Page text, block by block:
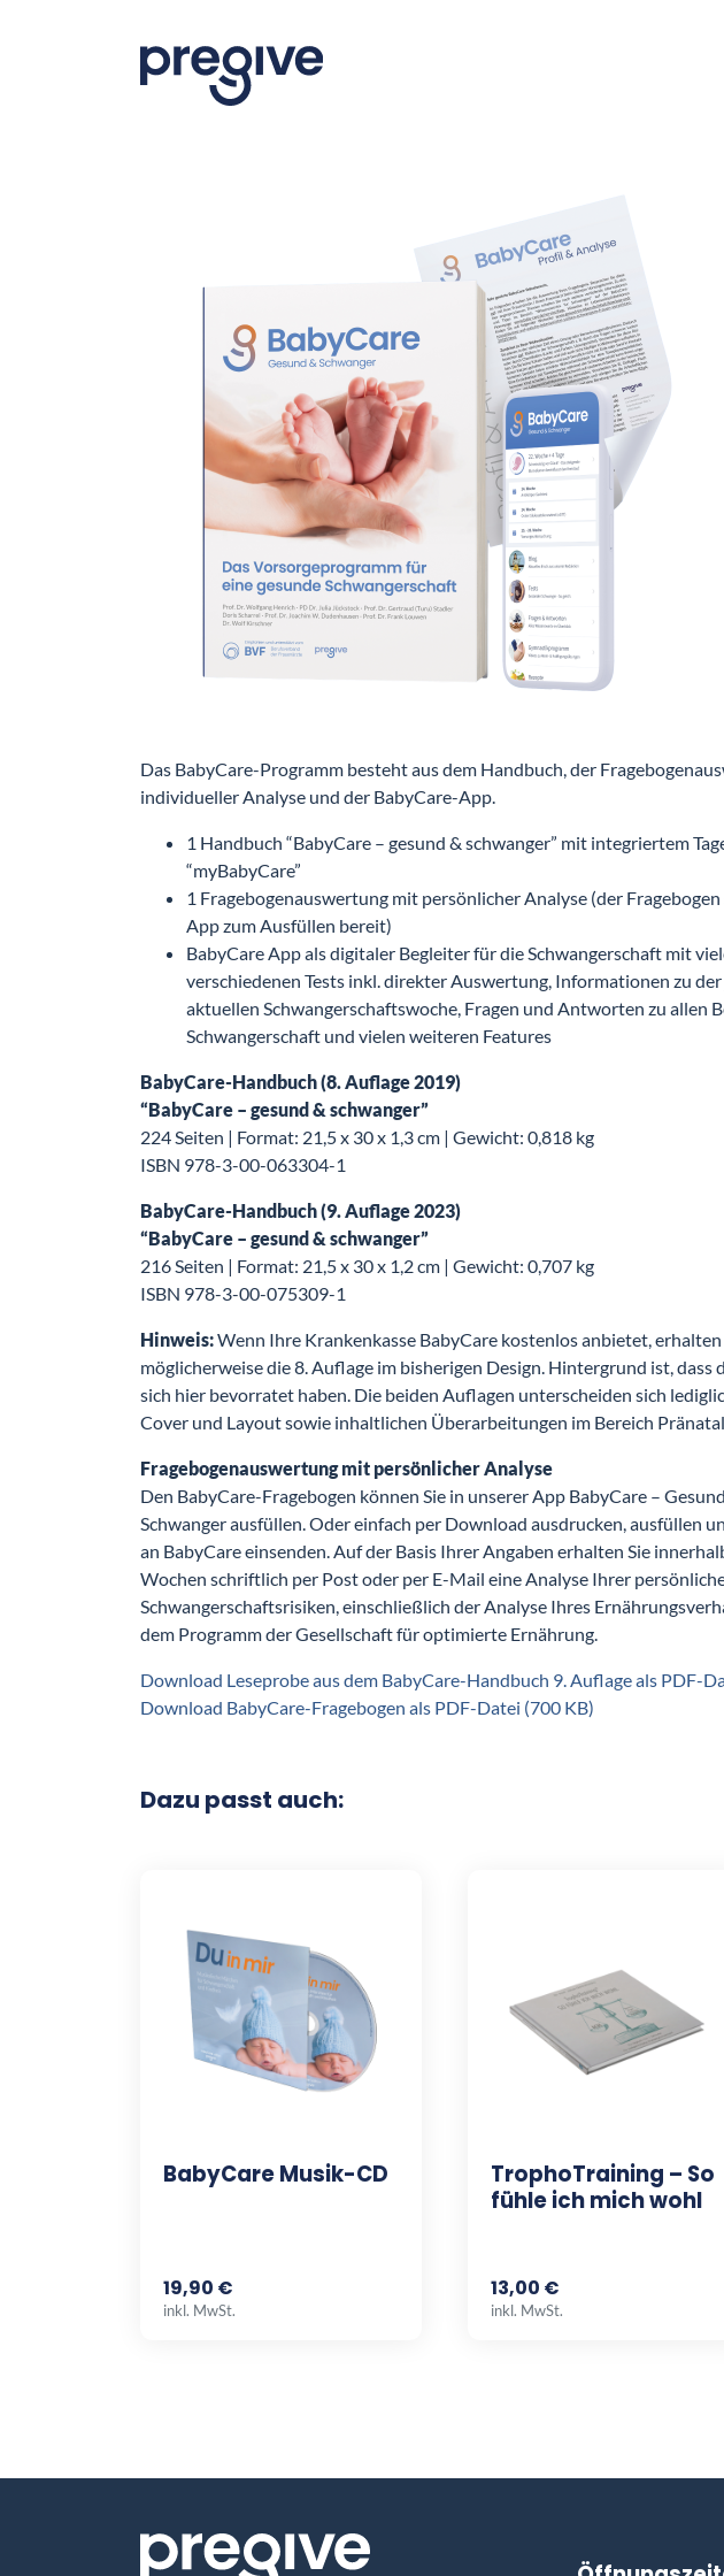
Das BabyCare-Programm besteht aus dem Handbuch, der
individueller Analyse und der BabyCare-App.
1 Handbuch “BabyCare – gesund & schwanger” mit integriertem
“myBabyCare”
1 Fragebogenauswertung mit persönlicher Analyse (der
App zum Ausfüllen bereit)
BabyCare App als digitaler Begleiter für die Schwangerschaft mit
verschiedenen Tests inkl. direkter Auswertung, Informationen zu
aktuellen Schwangerschaftswoche, Fragen und Antworten zu allen
Schwangerschaft und vielen weiteren Features
BabyCare-Handbuch (8. Auflage 2019)
“BabyCare – gesund & schwanger”
224 Seiten | Format: 21,5 x 30 x 1,3 cm | Gewicht: 0,818 kg
ISBN 978-3-00-063304-1
BabyCare-Handbuch (9. Auflage 2023)
“BabyCare – gesund & schwanger”
216 Seiten | Format: 21,5 x 30 x 1,2 cm | Gewicht: 0,707 kg
ISBN 978-3-00-075309-1
Hinweis:Wenn Ihre Krankenkasse BabyCare kostenlos anbietet, erhalten
möglicherweise die 8. Auflage im bisherigen Design. Hintergrund ist, dass
sich hier bevorratet haben. Die beiden Auflagen unterscheiden sich
Cover und Layout sowie inhaltlichen Überarbeitungen im Bereich
Fragebogenauswertung mit persönlicher Analyse
Den BabyCare-Fragebogen können Sie in unserer App BabyCare –
Schwanger ausfüllen. Oder einfach per Download ausdrucken, ausfüllen
an BabyCare einsenden. Auf der Basis Ihrer Angaben erhalten Sie
Wochen schriftlich per Post oder per E-Mail eine Analyse Ihrer
Schwangerschaftsrisiken, einschließlich der Analyse Ihres
dem Programm der Gesellschaft für optimierte Ernährung.
Download Leseprobe aus dem BabyCare-Handbuch 9. Auflage als PDF-
Download BabyCare-Fragebogen als PDF-Datei (700 KB)
Dazu passt auch:
BabyCare Musik-CD
19,90 €
inkl. MwSt.
TrophoTraining – So
fühle ich mich wohl
13,00 €
inkl. MwSt.